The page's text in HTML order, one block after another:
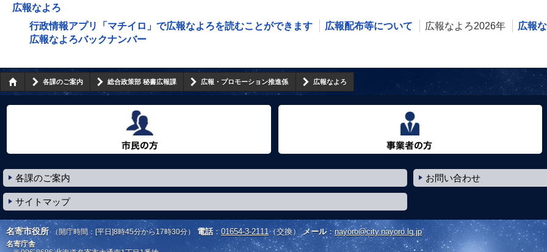
広報なよろ
行政情報アプリ「マチイロ」で広報なよろを読むことができます
広報配布等について 広報なよろ2026年
広報
広報なよろバックナンバー
各課のご案内 総合政策部 秘書広報課 広報・プロモーション推進係 広報なよろ
各課のご案内 お問い合わせ
サイトマップ
名寄市役所 （開庁時間：[平日]8時45分から17時30分） 電話 ：01654-3-2111（交換） メール：nayoro@city.nayoro.lg.jp
名寄庁舎